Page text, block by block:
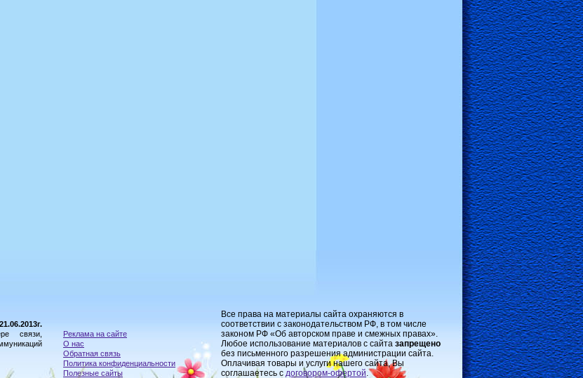
связи,
Реклама на сайте
О нас
Обратная связь
Политика конфиденциальности
Полезные сайты
Все права на материалы сайта охраняются в
соответствии с законодательством РФ, в том числе
законом РФ «Об авторском праве и смежных правах».
Любое использование материалов с сайта запрещено
без письменного разрешения администрации сайта.
Оплачивая товары и услуги нашего сайта, Вы
соглашаетесь с договором-oфертой.